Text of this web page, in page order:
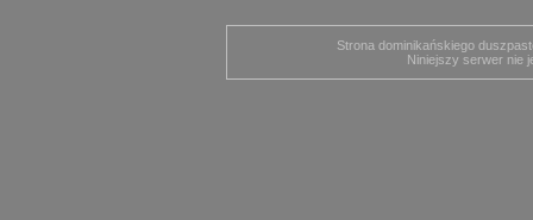
Strona dominikańskiego
Niniejszy serwer nie